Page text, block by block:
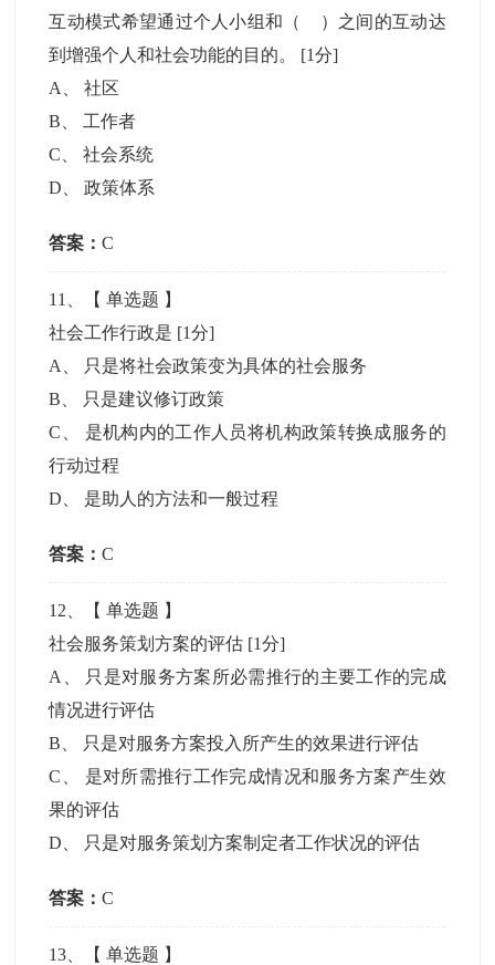
互动模式希望通过个人小组和（ ）之间的互动达
到增强个人和社会功能的目的。 [1分]
A
、社区
B
工作者
C 、社会系统
D 、政策体系
答案：C
11 、【单选题 】
社会工作行政是 [1分]
A
只是将社会政策变为具体的社会服务
B
只是建议修订政策
C
是机构内的工作人员将机构政策转换成服务的
行动过程
D
是助人的方法和一般过程
答案：C
12 、【单选题 】
社会服务策划方案的评估 [1分]
A
只是对服务方案所必需推行的主要工作的完成
情况进行评估
B
只是对服务方案投入所产生的效果进行评估
C
是对所需推行工作完成情况和服务方案产生效
果的评估
D
只是对服务策划方案制定者工作状况的评估
答案：C
13 、【单选题 】